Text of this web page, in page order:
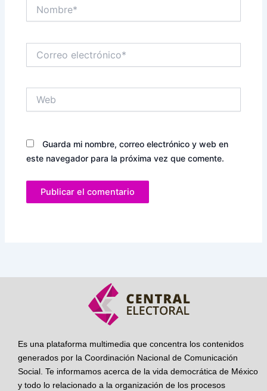
electrónico*
Guarda mi nombre, correo electrónico y web en
este navegador para la próxima vez que comente.
Es una plataforma multimedia que concentra los contenidos
generados por la Coordinación Nacional de Comunicación
Social. Te informamos acerca de la vida democrática de México
y todo lo relacionado a la organización de los procesos